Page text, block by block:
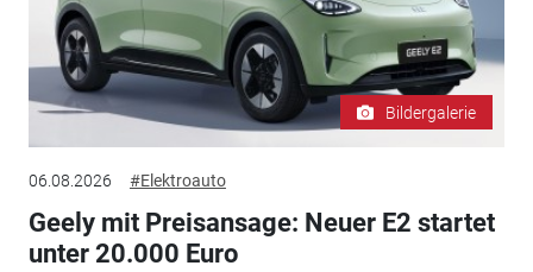
Bildergalerie
06.08.2026 #Elektroauto
Geely mit Preisansage: Neuer E2 startet
unter 20.000 Euro